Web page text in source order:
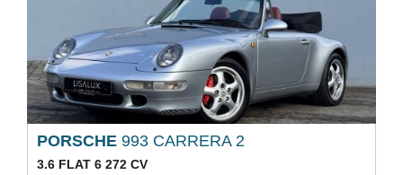
PORSCHE 993 CARRERA 2
3.6 FLAT 6 272 CV